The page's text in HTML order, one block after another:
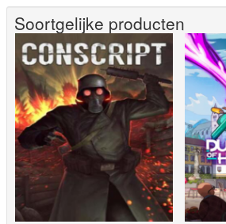
Soortgelijke producten